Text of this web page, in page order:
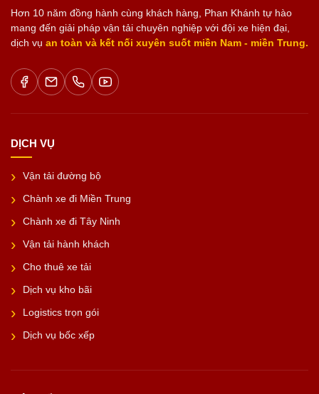
Hơn 10 năm đồng hành cùng khách hàng, Phan Khánh tự hào
mang đến giải pháp vận tải chuyên nghiệp với đội xe hiện đại,
dịch vụ an toàn và kết nối xuyên suốt miền Nam - miền Trung.
DỊCH VỤ
Vận tải đường bộ
Chành xe đi Miền Trung
Chành xe đi Tây Ninh
Vận tải hành khách
Cho thuê xe tải
Dịch vụ kho bãi
Logistics trọn gói
Dịch vụ bốc xếp